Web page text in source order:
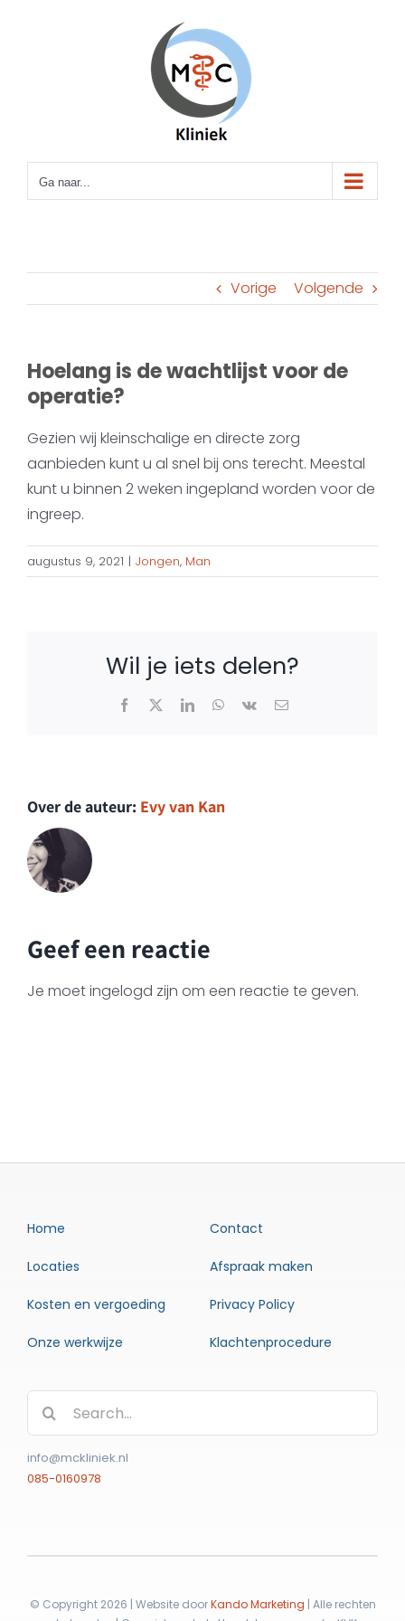
Ga naar...
Vorige Volgende
Hoelang is de wachtlijst voor de
operatie?
Gezien wij kleinschalige en directe zorg
aanbieden kunt u al snel bij ons terecht. Meestal
kunt u binnen 2 weken ingepland worden voor de
ingreep.
augustus 9, 2021 | Jongen, Man
Wil je iets delen?
Facebook
X LinkedInWhatsApp
Vk
E-
Over de auteur: Evy van Kan
Geef een reactie
Je moet ingelogd zijn om een reactie te geven.
Home
Locaties
Kosten en vergoeding
Onze werkwijze
Contact
Afspraak maken
Privacy Policy
Klachtenprocedure
Zoeken
naar:
info@mckliniek.nl
085-0160978
© Copyright 2026 | Website doorKando Marketing | Alle rechten